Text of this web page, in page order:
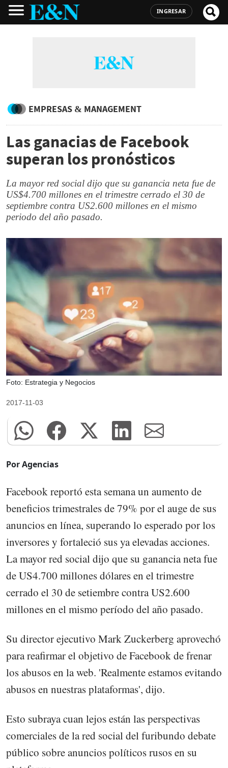
INGRESAR
EMPRESAS & MANAGEMENT
Las ganacias de Facebook
superan los pronósticos
La mayor red social dijo que su ganancia neta fue de
US$4.700 millones en el trimestre cerrado el 30 de
septiembre contra US2.600 millones en el mismo
periodo del año pasado.
Foto: Estrategia y Negocios
2017-11-03
Por Agencias
Facebook reportó esta semana un aumento de
beneficios trimestrales de 79% por el auge de sus
anuncios en línea, superando lo esperado por los
inversores y fortaleció sus ya elevadas acciones.
La mayor red social dijo que su ganancia neta fue
de US4.700 millones dólares en el trimestre
cerrado el 30 de setiembre contra US2.600
millones en el mismo período del año pasado.
Su director ejecutivo Mark Zuckerberg aprovechó
para reafirmar el objetivo de Facebook de frenar
los abusos en la web. 'Realmente estamos evitando
abusos en nuestras plataformas', dijo.
Esto subraya cuan lejos están las perspectivas
comerciales de la red social del furibundo debate
público sobre anuncios políticos rusos en su